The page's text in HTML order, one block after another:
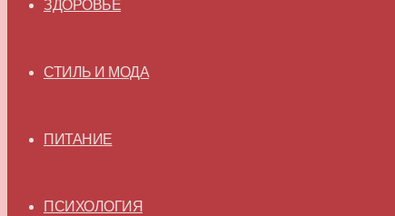
ЗДОРОВЬЕ
СТИЛЬ И МОДА
ПИТАНИЕ
ПСИХОЛОГИЯ